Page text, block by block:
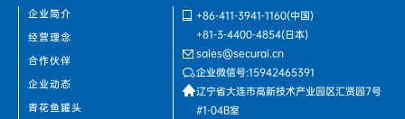
企业简介
经营理念
合作伙伴
企业动态
青花鱼罐头
+86-411-3941-1160(中国)
+81-3-4400-4854(日本)
sales@securai.cn
企业微信号:15942465391
辽宁省大连市高新技术产业园区汇贤园7号
#1-04B室